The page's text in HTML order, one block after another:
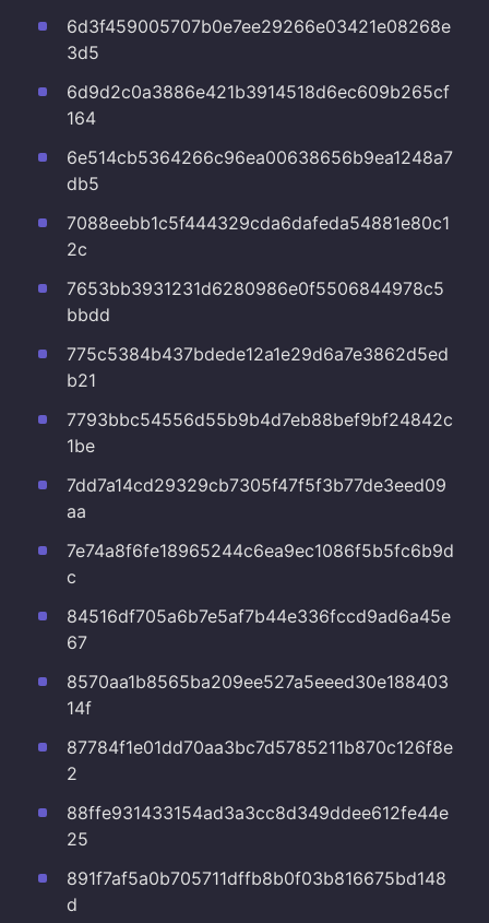
6d3f459005707b0e7ee29266e03421e08268e
3d5
6d9d2c0a3886e421b3914518d6ec609b265cf
164
6e514cb5364266c96ea00638656b9ea1248a7
db5
7088eebb1c5f444329cda6dafeda54881e80c1
2c
7653bb3931231d6280986e0f5506844978c5
bbdd
775c5384b437bdede12a1e29d6a7e3862d5ed
b21
7793bbc54556d55b9b4d7eb88bef9bf24842c
1be
7dd7a14cd29329cb7305f47f5f3b77de3eed09
aa
7e74a8f6fe18965244c6ea9ec1086f5b5fc6b9d
c
84516df705a6b7e5af7b44e336fccd9ad6a45e
67
8570aa1b8565ba209ee527a5eeed30e188403
14f
87784f1e01dd70aa3bc7d5785211b870c126f8e
2
88ffe931433154ad3a3cc8d349ddee612fe44e
25
891f7af5a0b705711dffb8b0f03b816675bd148
d